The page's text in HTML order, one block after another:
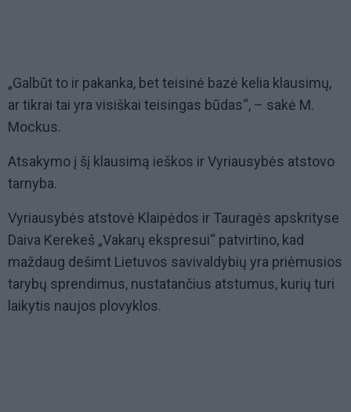
„Galbūt to ir pakanka, bet teisinė bazė kelia klausimų,
ar tikrai tai yra visiškai teisingas būdas“, – sakė M.
Mockus.
Atsakymo į šį klausimą ieškos ir Vyriausybės atstovo
tarnyba.
Vyriausybės atstovė Klaipėdos ir Tauragės apskrityse
Daiva Kerekeš „Vakarų ekspresui“ patvirtino, kad
maždaug dešimt Lietuvos savivaldybių yra priėmusios
tarybų sprendimus, nustatančius atstumus, kurių turi
laikytis naujos plovyklos.